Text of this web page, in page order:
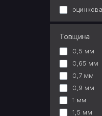
Товщина
0,5 мм
0,65 мм
0,7 мм
0,9 мм
1 мм
1,5 мм